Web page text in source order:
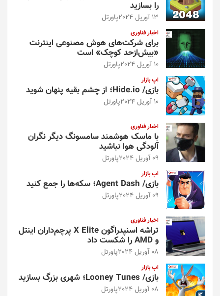
را بسازید
13 آوریل 2024 پاورتل
اخبار فناوری
برای شرکت‌های هوش مصنوعی اینترنت
«بیش‌از‌حد کوچک» است
10 آوریل 2024 پاورتل
اپ بازار
بازی/ Hide.io؛ از چشم بقیه پنهان شوید
10 آوریل 2024 پاورتل
اخبار فناوری
با ماسک هوشمند سامسونگ دیگر نگران
آلودگی هوا نباشید
09 آوریل 2024 پاورتل
اپ بازار
بازی/ Agent Dash؛ سکه‌ها را جمع کنید
09 آوریل 2024 پاورتل
اخبار فناوری
تراشه اسنپدراگون X Elite پرچم‌داران اینتل
و AMD را شکست داد
08 آوریل 2024 پاورتل
اپ بازار
بازی/ Looney Tunes؛ شهری بزرگ بسازید
08 آوریل 2024 پاورتل